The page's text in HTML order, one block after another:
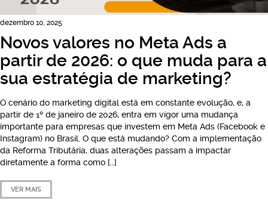
dezembro 10, 2025
Novos valores no Meta Ads a
partir de 2026: o que muda para a
sua estratégia de marketing?
O cenário do marketing digital está em constante evolução, e, a
partir de 1º de janeiro de 2026, entra em vigor uma mudança
importante para empresas que investem em Meta Ads (Facebook e
Instagram) no Brasil. O que está mudando? Com a implementação
da Reforma Tributária, duas alterações passam a impactar
diretamente a forma como […]
VER MAIS